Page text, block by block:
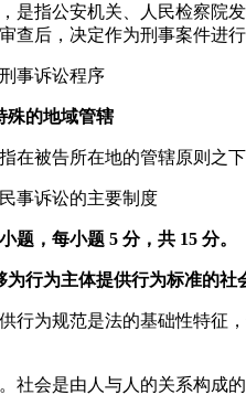
指公安机关、人民检察院发
查后，决定作为刑事案件进
诉讼程序
的地域管辖
被告所在地的管辖原则之下
诉讼的主要制度
，每小题 5 分，共 15 分。
行为主体提供行为标准的社
为规范是法的基础性特征，
会是由人与人的关系构成的